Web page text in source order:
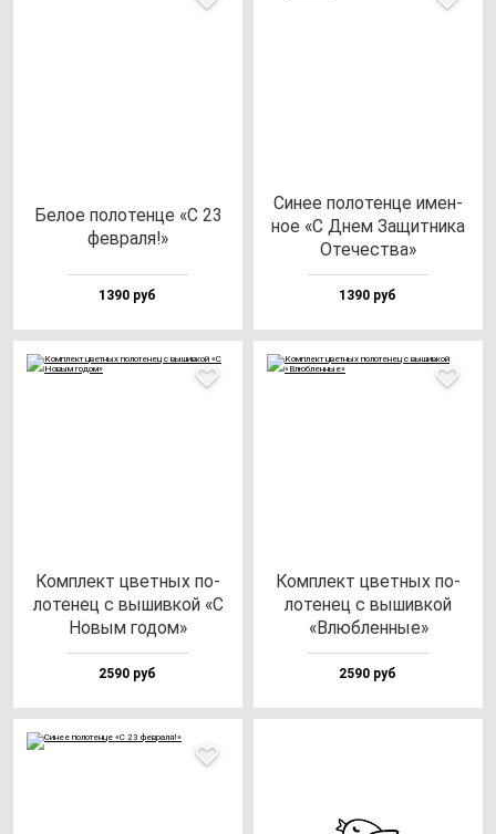
Белое по­ло­тен­це «С 23
фев­ра­ля!»
1390 руб
Синее по­ло­тен­це имен­
ное «С Днем Защит­ни­ка
Оте­чес­тва»
1390 руб
Ком­плект цвет­ных по­
ло­те­нец с вы­шив­кой «С
Новым го­дом»
2590 руб
Ком­плект цвет­ных по­
ло­те­нец с вы­шив­кой
«Влюб­лен­ные»
2590 руб